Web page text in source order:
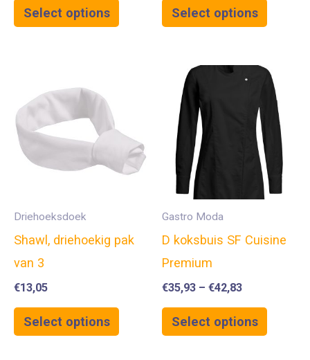
Select options Select options
Driehoeksdoek
Shawl, driehoekig pak
van 3
€13,05
Select options
Gastro Moda
D koksbuis SF Cuisine
Premium
€35,93 – €42,83
Select options